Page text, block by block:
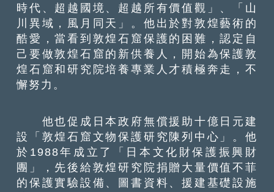
時代、超越國境、超越所有價值觀」、「山
川異域，風月同天」。他出於對敦煌藝術的
酷愛，當看到敦煌石窟保護的困難，認定自
己要做敦煌石窟的新供養人，開始為保護敦
煌石窟和研究院培養專業人才積極奔走，不
懈努力。
他也促成日本政府無償援助十億日元建
設「敦煌石窟文物保護研究陳列中心」。他
於1988年成立了「日本文化財保護振興財
團」，先後給敦煌研究院捐贈大量價值不菲
的保護實驗設備、圖書資料、援建基礎設施